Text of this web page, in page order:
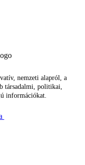
nemzeti alapról, a
társadalmi, politikai,
információkat.